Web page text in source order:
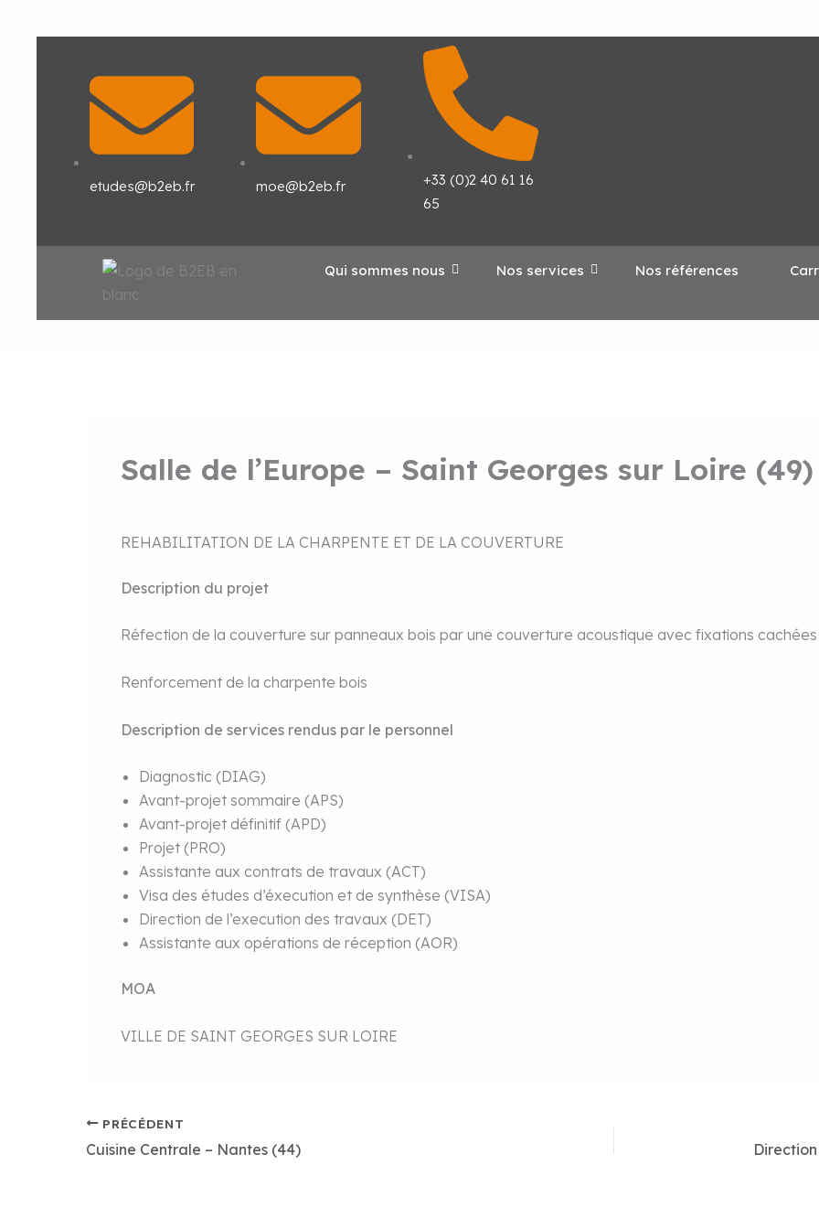
etudes@b2eb.fr moe@b2eb.fr
+33 (0)2 40 61 16
65
Qui sommes nous Nos services Nos références
Salle de l’Europe – Saint Georges sur Loire (49)
REHABILITATION DE LA CHARPENTE ET DE LA COUVERTURE
Description du projet
Réfection de la couverture sur panneaux bois par une couverture acoustique avec fixations cachées
Renforcement de la charpente bois
Description de services rendus par le personnel
Diagnostic (DIAG)
Avant-projet sommaire (APS)
Avant-projet définitif (APD)
Projet (PRO)
Assistante aux contrats de travaux (ACT)
Visa des études d’éxecution et de synthèse (VISA)
Direction de l’execution des travaux (DET)
Assistante aux opérations de réception (AOR)
MOA
VILLE DE SAINT GEORGES SUR LOIRE
PRÉCÉDENT
Cuisine Centrale – Nantes (44)